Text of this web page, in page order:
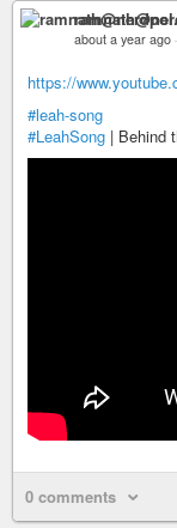
about a year ago
https://
#leah-song
#LeahSong | Behind
0 comments